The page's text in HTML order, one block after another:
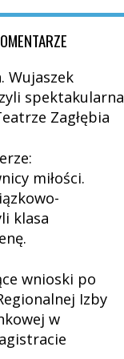
Wujaszek
spektakularna
Zagłębia
miłości.
klasa
wnioski po
Izby
w